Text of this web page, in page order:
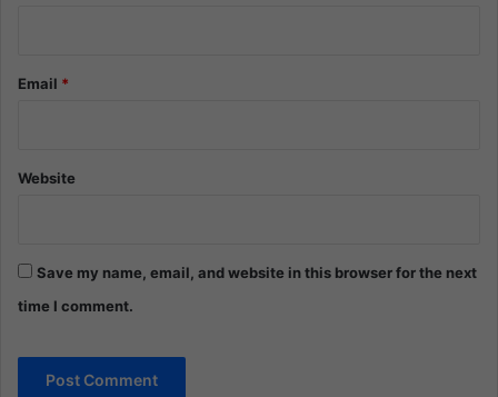
Email *
Website
Save my name, email, and website in this browser for the next
time I comment.